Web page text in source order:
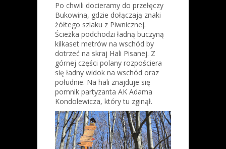
Po chwili docieramy do przełęczy
Bukowina, gdzie dołączają znaki
żółtego szlaku z Piwnicznej.
Ścieżka podchodzi ładną buczyną
kilkaset metrów na wschód by
dotrzeć na skraj Hali Pisanej. Z
górnej części polany rozpościera
się ładny widok na wschód oraz
południe. Na hali znajduje się
pomnik partyzanta AK Adama
Kondolewicza, który tu zginął.